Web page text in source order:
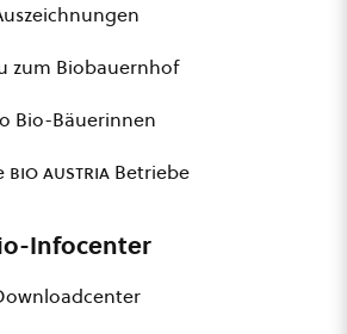
zum Biobauernhof
Bio-Bäuerinnen
bio austria Betriebe
Infocenter